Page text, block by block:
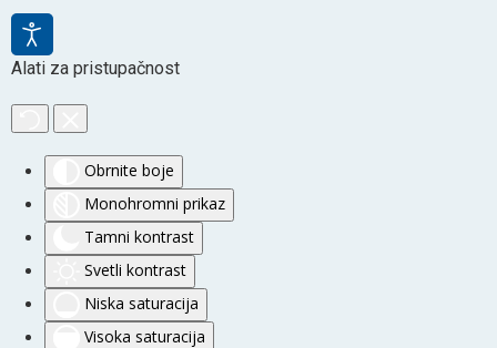
Alati za pristupačnost
Obrnite boje
Monohromni prikaz
Tamni kontrast
Svetli kontrast
Niska saturacija
Visoka saturacija